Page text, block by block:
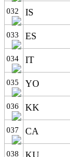
032 IS
033 ES
034 IT
035 YO
036 KK
037 CA
038 KU